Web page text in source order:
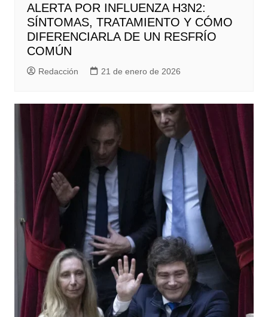
ALERTA POR INFLUENZA H3N2:
SÍNTOMAS, TRATAMIENTO Y CÓMO
DIFERENCIARLA DE UN RESFRÍO
COMÚN
Redacción 21 de enero de 2026